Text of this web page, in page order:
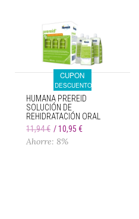
CUPON
DESCUENTO
HUMANA PREREID
SOLUCIÓN DE
REHIDRATACIÓN ORAL
3X250ML
11,94 € 10,95 €
Ahorre: 8%